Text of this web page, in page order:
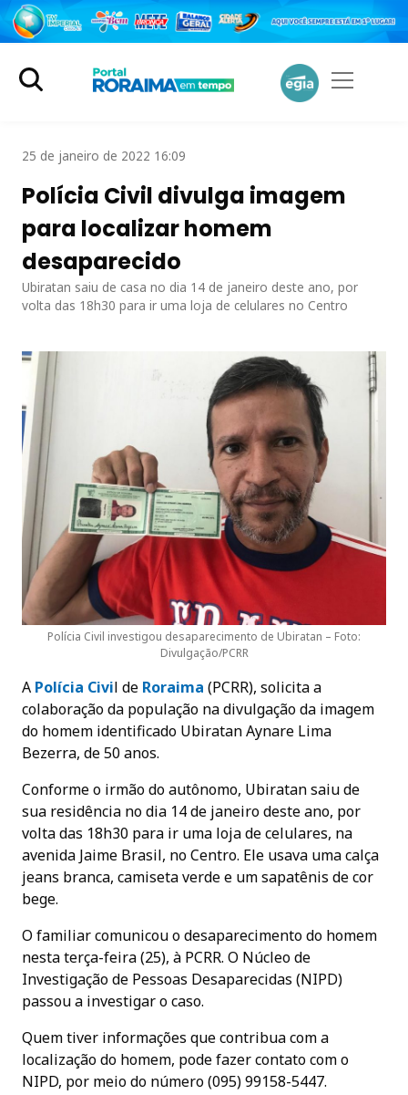
25 de janeiro de 2022 16:09
Polícia Civil divulga imagem
para localizar homem
desaparecido
Ubiratan saiu de casa no dia 14 de janeiro deste ano, por
volta das 18h30 para ir uma loja de celulares no Centro
Polícia Civil investigou desaparecimento de Ubiratan – Foto:
Divulgação/PCRR
A Polícia Civil de Roraima (PCRR), solicita a
colaboração da população na divulgação da imagem
do homem identificado Ubiratan Aynare Lima
Bezerra, de 50 anos.
Conforme o irmão do autônomo, Ubiratan saiu de
sua residência no dia 14 de janeiro deste ano, por
volta das 18h30 para ir uma loja de celulares, na
avenida Jaime Brasil, no Centro. Ele usava uma calça
jeans branca, camiseta verde e um sapatênis de cor
bege.
O familiar comunicou o desaparecimento do homem
nesta terça-feira (25), à PCRR. O Núcleo de
Investigação de Pessoas Desaparecidas (NIPD)
passou a investigar o caso.
Quem tiver informações que contribua com a
localização do homem, pode fazer contato com o
NIPD, por meio do número (095) 99158-5447.